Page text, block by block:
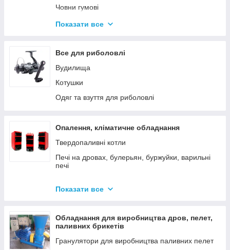
Човни гумові
Надувні байдарки
Тюбінг
Страхувальні жилети
Човники ΩMega
Лодки Grif boat
Показати все
Все для риболовлі
Вудилища
Котушки
Одяг та взуття для риболовлі
Опалення, кліматичне обладнання
Твердопаливні котли
Печі на дровах, булерьян, буржуйки, варильні
печі
Котли електричні
Газові котли
Показати все
Обладнання для виробництва дров, пелет,
паливних брикетів
Гранулятори для виробництва паливних пелет